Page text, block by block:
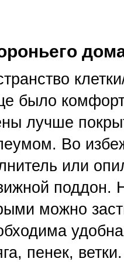
было
лучше
Во
или
поддон.
можно
пенек,